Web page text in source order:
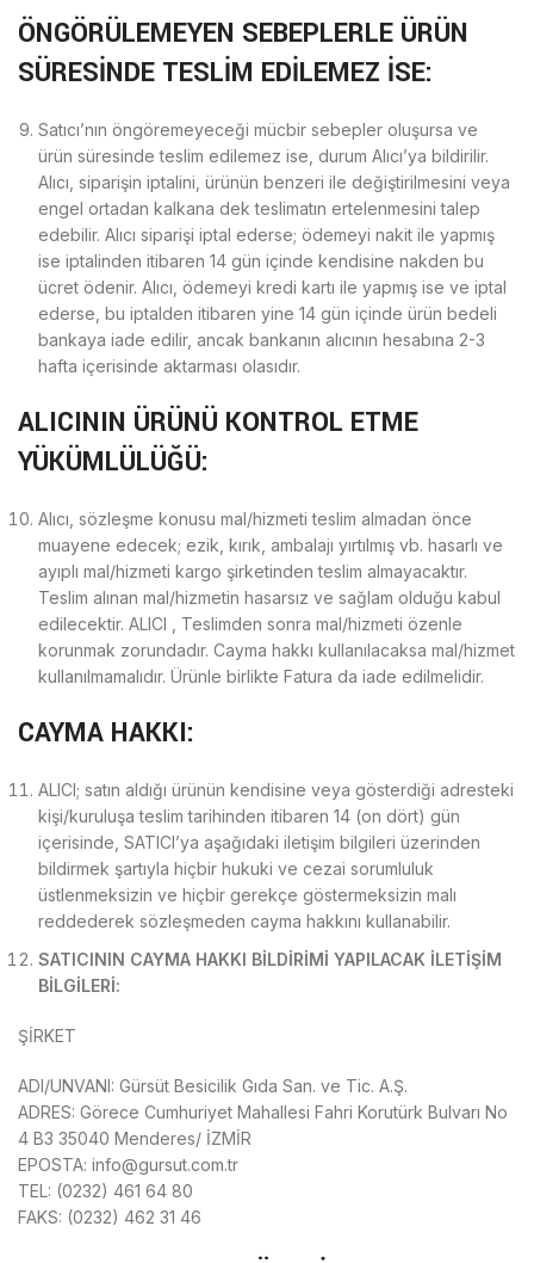
ÖNGÖRÜLEMEYEN SEBEPLERLE ÜRÜN
SÜRESİNDE TESLİM EDİLEMEZ İSE:
Satıcı’nın öngöremeyeceği mücbir sebepler oluşursa ve
ürün süresinde teslim edilemez ise, durum Alıcı’ya bildirilir.
Alıcı, siparişin iptalini, ürünün benzeri ile değiştirilmesini veya
engel ortadan kalkana dek teslimatın ertelenmesini talep
edebilir. Alıcı siparişi iptal ederse; ödemeyi nakit ile yapmış
ise iptalinden itibaren 14 gün içinde kendisine nakden bu
ücret ödenir. Alıcı, ödemeyi kredi kartı ile yapmış ise ve iptal
ederse, bu iptalden itibaren yine 14 gün içinde ürün bedeli
bankaya iade edilir, ancak bankanın alıcının hesabına 2-3
hafta içerisinde aktarması olasıdır.
ALICININ ÜRÜNÜ KONTROL ETME
YÜKÜMLÜLÜĞÜ:
Alıcı, sözleşme konusu mal/hizmeti teslim almadan önce
muayene edecek; ezik, kırık, ambalajı yırtılmış vb. hasarlı ve
ayıplı mal/hizmeti kargo şirketinden teslim almayacaktır.
Teslim alınan mal/hizmetin hasarsız ve sağlam olduğu kabul
edilecektir. ALICI , Teslimden sonra mal/hizmeti özenle
korunmak zorundadır. Cayma hakkı kullanılacaksa mal/hizmet
kullanılmamalıdır. Ürünle birlikte Fatura da iade edilmelidir.
CAYMA HAKKI:
ALICI; satın aldığı ürünün kendisine veya gösterdiği adresteki
kişi/kuruluşa teslim tarihinden itibaren 14 (on dört) gün
içerisinde, SATICI’ya aşağıdaki iletişim bilgileri üzerinden
bildirmek şartıyla hiçbir hukuki ve cezai sorumluluk
üstlenmeksizin ve hiçbir gerekçe göstermeksizin malı
reddederek sözleşmeden cayma hakkını kullanabilir.
SATICININ CAYMA HAKKI BİLDİRİMİ YAPILACAK İLETİŞİM
BİLGİLERİ:
ŞİRKET
ADI/UNVANI: Gürsüt Besicilik Gıda San. ve Tic. A.Ş.
ADRES: Görece Cumhuriyet Mahallesi Fahri Korutürk Bulvarı No
4 B3 35040 Menderes/ İZMİR
EPOSTA: info@gursut.com.tr
TEL: (0232) 461 64 80
FAKS: (0232) 462 31 46